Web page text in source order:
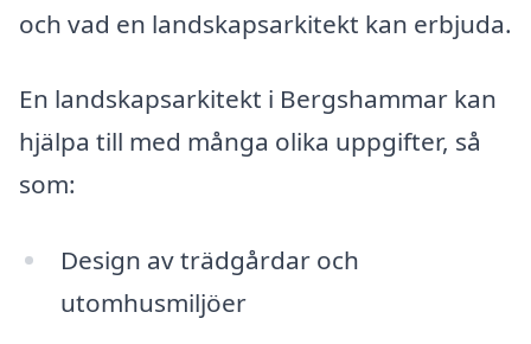
och vad en landskapsarkitekt kan erbjuda.
En landskapsarkitekt i Bergshammar kan
hjälpa till med många olika uppgifter, så
som:
Design av trädgårdar och
utomhusmiljöer